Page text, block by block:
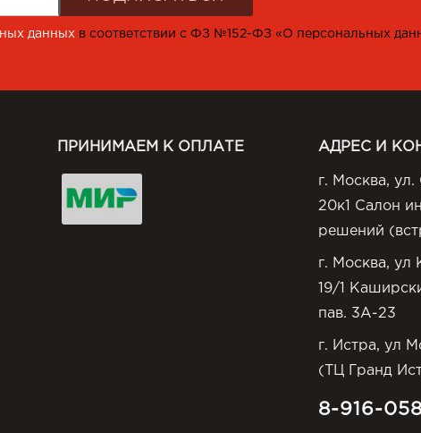
данных в соответствии с ФЗ №152-ФЗ «О персональных
ПРИНИМАЕМ К ОПЛАТЕ АДРЕС И
г. Москва, ул.
20к1 Салон
решений
г. Москва,
19/1
пав. 3А-23
г. Истра, ул
(ТЦ Гранд
8-916-